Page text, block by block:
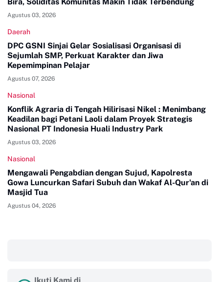
Agustus 03, 2026
Daerah
DPC GSNI Sinjai Gelar Sosialisasi Organisasi di
Sejumlah SMP, Perkuat Karakter dan Jiwa
Kepemimpinan Pelajar
Agustus 07, 2026
Nasional
Konflik Agraria di Tengah Hilirisasi Nikel : Menimbang
Keadilan bagi Petani Laoli dalam Proyek Strategis
Nasional PT Indonesia Huali Industry Park
Agustus 03, 2026
Nasional
Mengawali Pengabdian dengan Sujud, Kapolresta
Gowa Luncurkan Safari Subuh dan Wakaf Al-Qur'an di
Masjid Tua
Agustus 04, 2026